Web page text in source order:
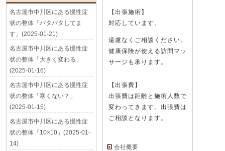
【出張施術】
対応しています。
遠慮なくご相談ください。
健康保険が使える訪問マッ
サージも承ります。
【出張費】
出張費は距離と施術人数で
変わってきます。出張費は
ご相談となります。
会社概要
名古屋市中川区にある慢性症
状の整体「バタバタしてま
す」(2025-01-21)
名古屋市中川区にある慢性症
状の整体「大きく変わる」
(2025-01-16)
名古屋市中川区にある慢性症
状の整体「寒くない？」
(2025-01-15)
名古屋市中川区にある慢性症
状の整体「10×10」(2025-01-
14)